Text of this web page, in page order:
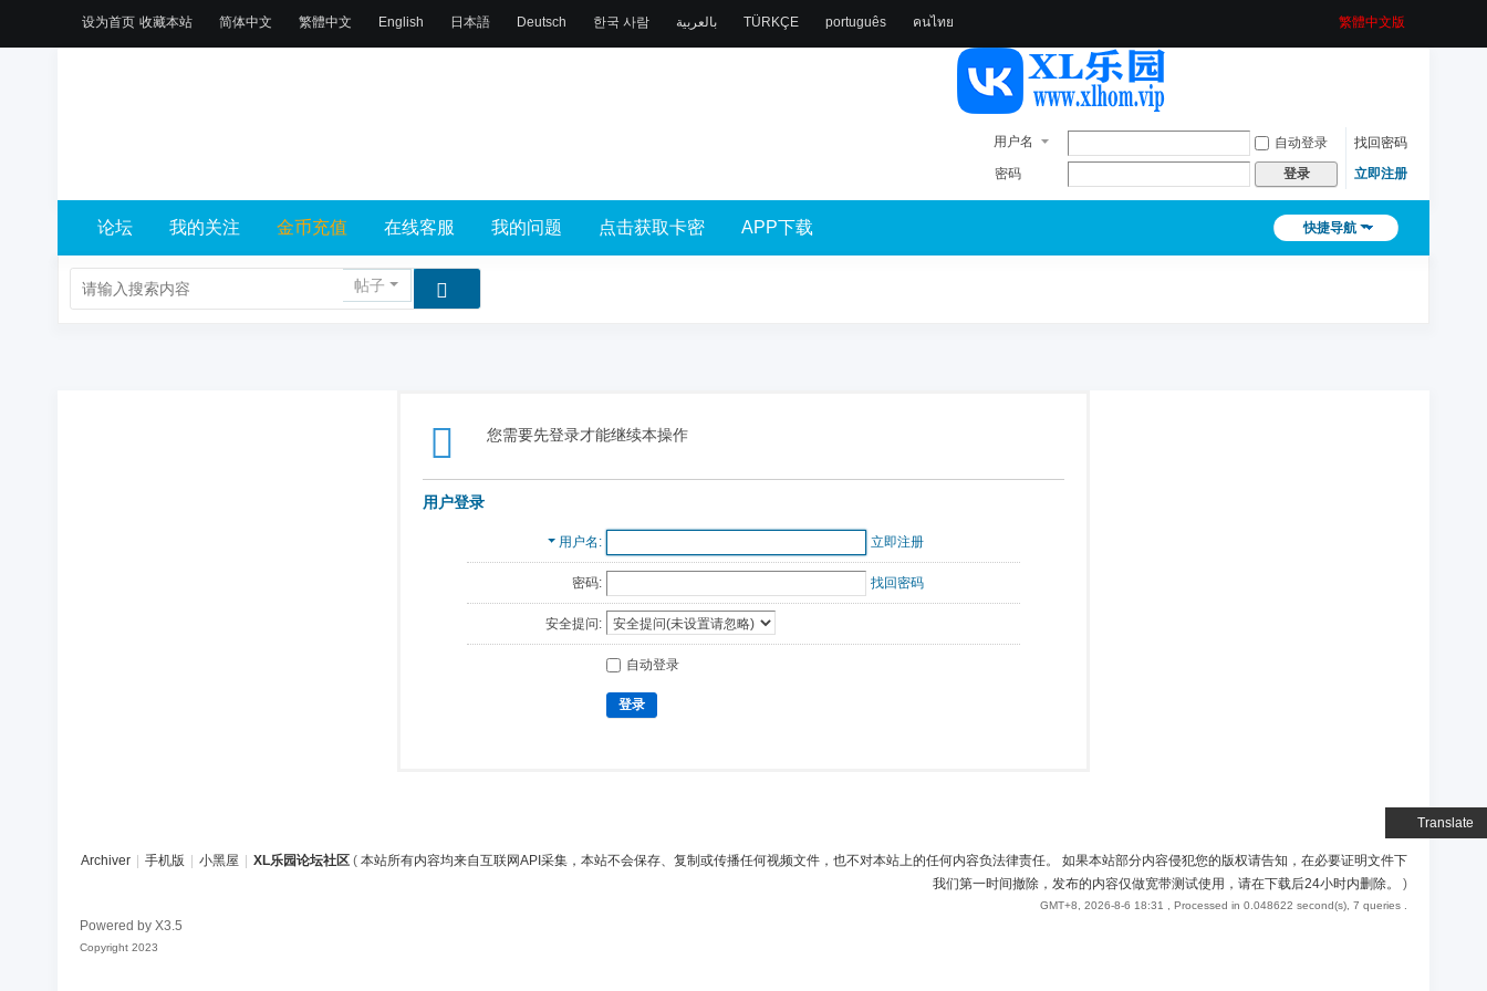
设为首页 收藏本站
Translate
简体中文 繁體中文 English 日本語 Deutsch 한국 사람 بالعربية TÜRKÇE português คนไทย 繁體中文版
用户名 自动登录
找回密码
密码
登录 立即注册
快捷导航
论坛 我的关注 金币充值 在线客服 我的问题 点击获取卡密 APP下载
帖子
您需要先登录才能继续本操作
用户登录
用户名 立即注册
密码: 找回密码
安全提问:
自动登录
登录
Archiver 手机版 小黑屋 XL乐园论坛社区 ( 本站所有内容均来自互联网API采集，本站不会保存、复制或传播任何视频文件，也不对本站上的任何内容负法律责任。 如果本站部分内容侵犯您的版权请告知，在必要证明文件下
我们第一时间撤除，发布的内容仅做宽带测试使用，请在下载后24小时内删除。
)
GMT+8, 2026-8-6 18:31 , Processed in 0.048622 second(s), 7 queries .
Powered by X3.5
Copyright 2023